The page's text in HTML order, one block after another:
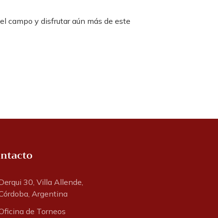
campo y disfrutar aún más de este
30, Villa Allende,
Argentina
de Torneos